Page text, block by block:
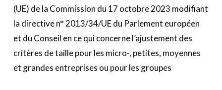
(UE) de la Commission du 17 octobre 2023 modifiant
la directive n° 2013/34/UE du Parlement européen
et du Conseil en ce qui concerne l’ajustement des
critères de taille pour les micro-, petites, moyennes
et grandes entreprises ou pour les groupes